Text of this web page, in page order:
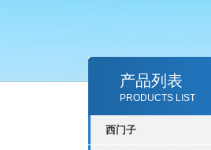
产品列表
PRODUCTS LIST
西门子